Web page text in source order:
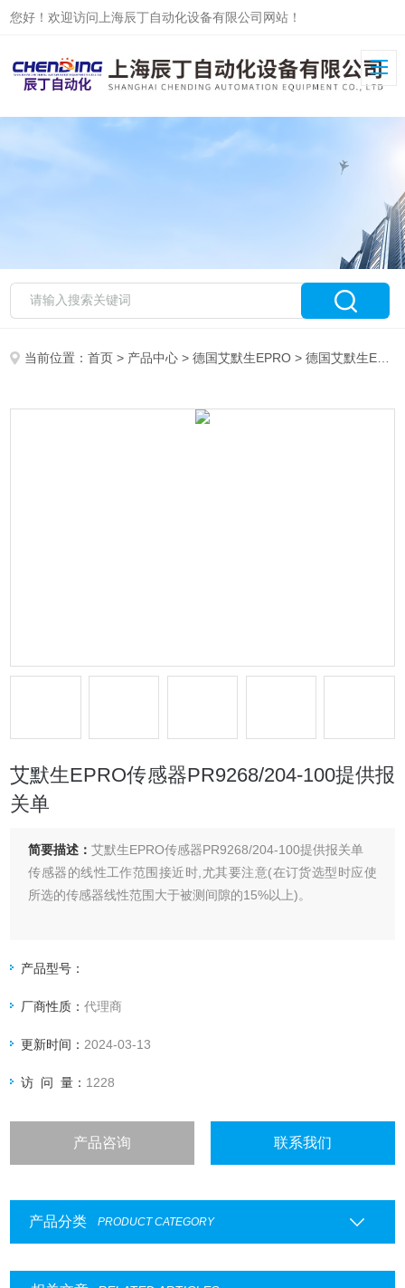
您好！欢迎访问上海辰丁自动化设备有限公司网站！
当前位置：首页 > 产品中心 >德国艾默生EPRO >德国艾默生EPRO传感器
艾默生EPRO传感器PR9268/204-100提供报
关单
简要描述：艾默生EPRO传感器PR9268/204-100提供报关单
传感器的线性工作范围接近时,尤其要注意(在订货选型时应使
所选的传感器线性范围大于被测间隙的15%以上)。
产品型号：
厂商性质：代理商
更新时间： 2024-03-13
访 问 量： 1228
产品咨询 联系我们
产品分类 PRODUCT CATEGORY